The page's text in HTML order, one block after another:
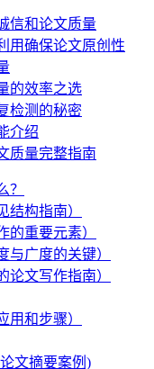
信和论文质量
用确保论文原创性
的效率之选
检测的秘密
介绍
质量完整指南
？
结构指南）
的重要元素）
与广度的关键）
论文写作指南）
用和步骤）
文摘要案例)